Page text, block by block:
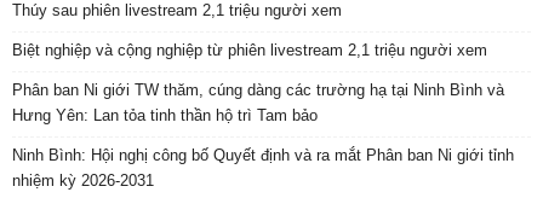
Thúy sau phiên livestream 2,1 triệu người xem
Biệt nghiệp và cộng nghiệp từ phiên livestream 2,1 triệu người xem
Phân ban Ni giới TW thăm, cúng dàng các trường hạ tại Ninh Bình và
Hưng Yên: Lan tỏa tinh thần hộ trì Tam bảo
Ninh Bình: Hội nghị công bố Quyết định và ra mắt Phân ban Ni giới tỉnh
nhiệm kỳ 2026-2031